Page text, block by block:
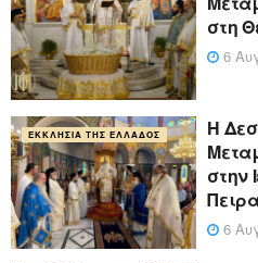
στη
6
ΕΚΚΛΗΣΊΑ ΤΗΣ ΕΛΛΆΔΟΣ
Η
στην
6